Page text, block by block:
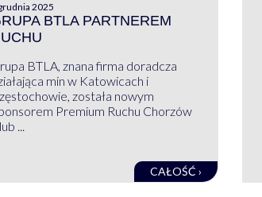
2025
BTLA PARTNEREM
BTLA, znana firma doradcza
min w Katowicach i
została nowym
Premium Ruchu Chorzów
...
CAŁOŚĆ ›